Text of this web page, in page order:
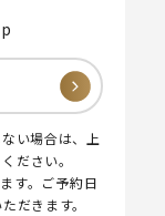
い場合は、上
ださい。
す。ご予約日
だきます。